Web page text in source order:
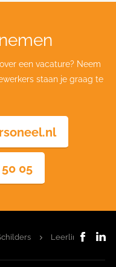
een vacature? Neem
staan je graag te
05
Leerling schilder